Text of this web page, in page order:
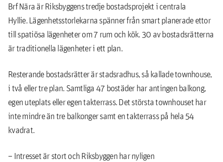
Brf Nära är Riksbyggens tredje bostadsprojekt i centrala
Hyllie. Lägenhetsstorlekarna spänner från smart planerade ettor
till spatiösa lägenheter om 7 rum och kök. 30 av bostadsrätterna
är traditionella lägenheter i ett plan.
Resterande bostadsrätter är stadsradhus, så kallade townhouse,
i två eller tre plan. Samtliga 47 bostäder har antingen balkong,
egen uteplats eller egen takterrass. Det största townhouset har
inte mindre än tre balkonger samt en takterrass på hela 54
kvadrat.
– Intresset är stort och Riksbyggen har nyligen